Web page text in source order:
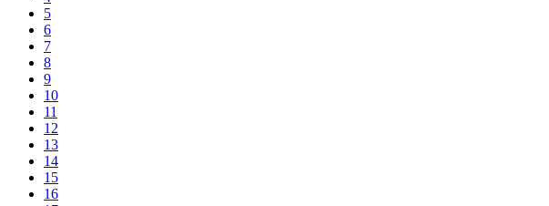
5
6
7
8
9
10
11
12
13
14
15
16